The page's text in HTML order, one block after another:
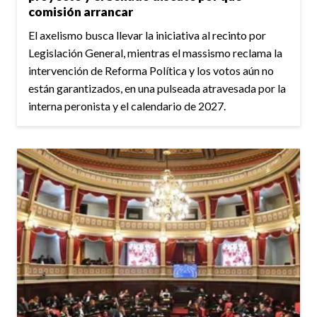
comisión arrancar
El axelismo busca llevar la iniciativa al recinto por
Legislación General, mientras el massismo reclama la
intervención de Reforma Política y los votos aún no
están garantizados, en una pulseada atravesada por la
interna peronista y el calendario de 2027.